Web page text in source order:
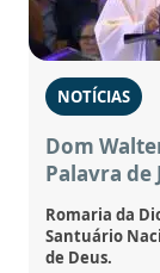
NOTÍCIAS
Dom
Palavra de
Romaria da
Santuário
de Deus.